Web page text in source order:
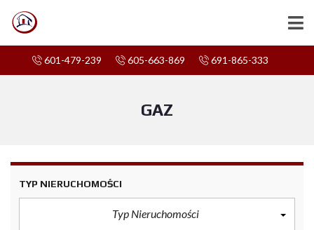
601-479-239 605-663-869 691-865-333
GAZ
TYP NIERUCHOMOŚCI
Typ Nieruchomości